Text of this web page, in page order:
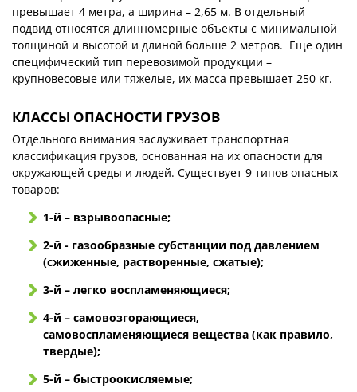
превышает 4 метра, а ширина – 2,65 м. В отдельный
подвид относятся длинномерные объекты с минимальной
толщиной и высотой и длиной больше 2 метров. Еще один
специфический тип перевозимой продукции –
крупновесовые или тяжелые, их масса превышает 250 кг.
КЛАССЫ ОПАСНОСТИ ГРУЗОВ
Отдельного внимания заслуживает транспортная
классификация грузов, основанная на их опасности для
окружающей среды и людей. Существует 9 типов опасных
товаров:
1-й – взрывоопасные;
2-й - газообразные субстанции под давлением
(сжиженные, растворенные, сжатые);
3-й – легко воспламеняющиеся;
4-й – самовозгорающиеся,
самовоспламеняющиеся вещества (как правило,
твердые);
5-й – быстроокисляемые;